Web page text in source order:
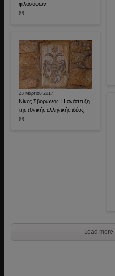
φιλοσόφων
(0)
23 Μαρτίου 2017
Νίκος Σβορώνος: Η ανάπτυξη
της εθνικής ελληνικής ιδέας
(0)
Load more